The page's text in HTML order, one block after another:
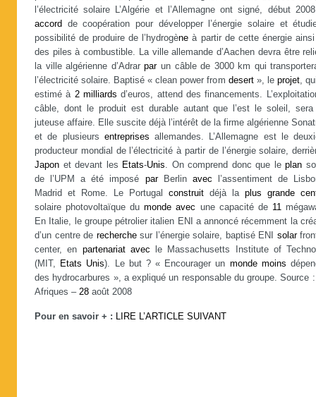
l’électricité solaire L’Algérie et l’Allemagne ont signé, début
accord de coopération pour développer l’énergie solaire et
possibilité de produire de l’hydrogène à partir de cette énergie
des piles à combustible. La ville allemande d’Aachen devra être
la ville algérienne d’Adrarparun câble de 3000 km qui
l’électricité solaire. Baptisé « clean power from desert», le projet,
estimé à 2 milliards d’euros, attend des financements.
câble, dont le produit est durable autant que l’est le soleil, sera
juteuse affaire. Elle suscite déjà l’intérêt de la firme algérienne
et de plusieurs entreprises allemandes. L’Allemagne est le
producteur mondial de l’électricité à partir de l’énergie solaire,
Japon et devant les Etats-Unis. On comprend donc que leplan
de l’UPM a été imposé parBerlin avec l’assentiment de
Madrid et Rome. Le Portugal construit déjà la plus grande
solaire photovoltaïque dumonde avec une capacité de 11
En Italie, le groupe pétrolier italien ENI a annoncé récemment la
d’un centre de recherchesur l’énergie solaire, baptisé ENI solar
center, en partenariat avec le Massachusetts Institute of
(MIT,
Etats Unis). Le but ? « Encourager un monde moins
des hydrocarbures », a expliqué un responsable du groupe. Source
Afriques – 28 août 2008
Pour en savoir + : LIRE L’ARTICLE SUIVANT